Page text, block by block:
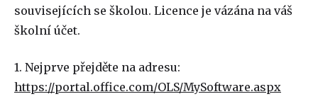
souvisejících se školou. Licence je vázána na váš
školní účet.
1. Nejprve přejděte na adresu:
https://portal.office.com/OLS/MySoftware.aspx